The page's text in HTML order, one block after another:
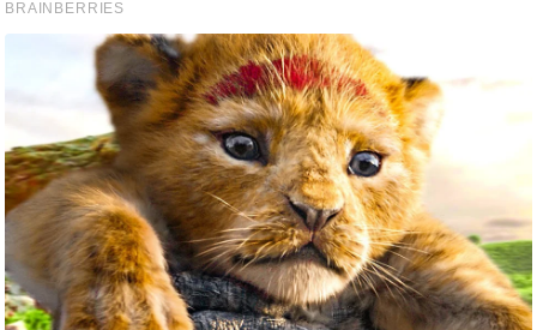
वि
श्ले
ण
स
म